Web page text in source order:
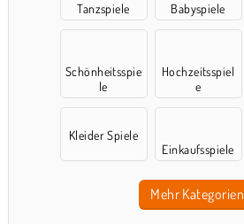
Tanzspiele Babyspiele
Schönheitsspie
le
Hochzeitsspiel
e
Kleider Spiele
Einkaufsspiele
Mehr Kategorien